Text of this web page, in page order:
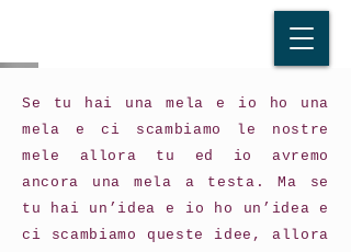
Se tu hai una mela e io ho una
mela e ci scambiamo le nostre
mele allora tu ed io avremo
ancora una mela a testa. Ma se
tu hai un’idea e io ho un’idea e
ci scambiamo queste idee, allora